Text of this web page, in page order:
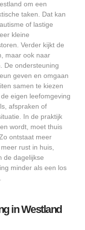
om een
taken. Dat kan
of lastige
kleine
Verder kijkt de
maar ook naar
De ondersteuning
geven en omgaan
samen te kiezen
eigen leefomgeving
afspraken of
In de praktijk
wordt, moet thuis
ontstaat meer
rust in huis,
de dagelijkse
minder als een los
in Westland